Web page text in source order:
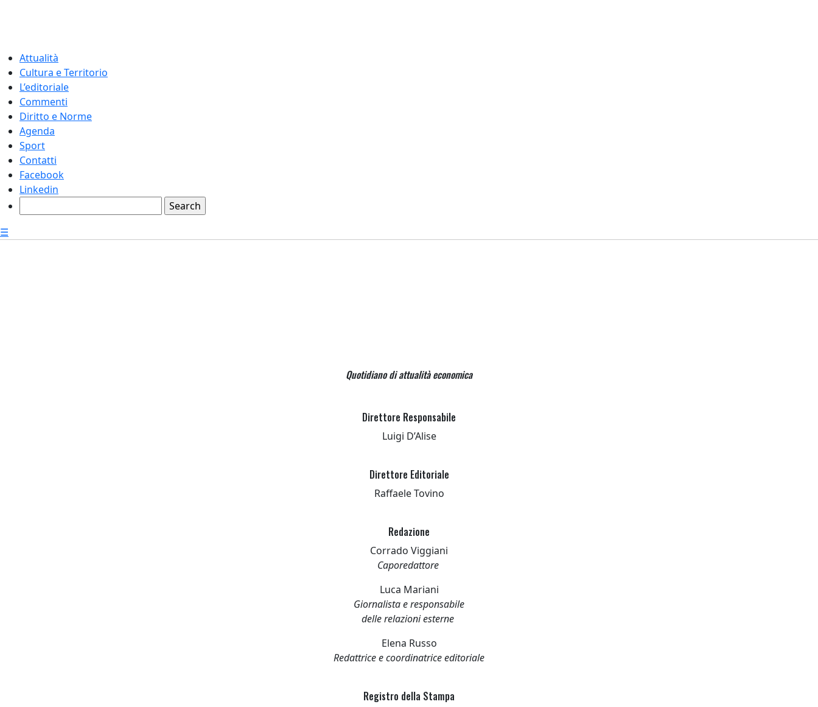
Attualità
Cultura e Territorio
L’editoriale
Commenti
Diritto e Norme
Agenda
Sport
Contatti
Facebook
Linkedin
☰
Quotidiano di attualità economica
Direttore Responsabile
Luigi D’Alise
Direttore Editoriale
Raffaele Tovino
Redazione
Corrado Viggiani
Caporedattore
Luca Mariani
Giornalista e responsabile
delle relazioni esterne
Elena Russo
Redattrice e coordinatrice editoriale
Registro della Stampa